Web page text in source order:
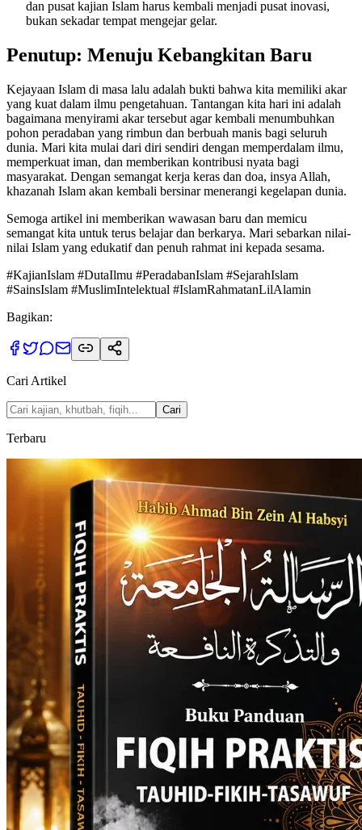
dan pusat kajian Islam harus kembali menjadi pusat inovasi,
bukan sekadar tempat mengejar gelar.
Penutup: Menuju Kebangkitan Baru
Kejayaan Islam di masa lalu adalah bukti bahwa kita memiliki akar
yang kuat dalam ilmu pengetahuan. Tantangan kita hari ini adalah
bagaimana menyirami akar tersebut agar kembali menumbuhkan
pohon peradaban yang rimbun dan berbuah manis bagi seluruh
dunia. Mari kita mulai dari diri sendiri dengan memperdalam ilmu,
memperkuat iman, dan memberikan kontribusi nyata bagi
masyarakat. Dengan semangat kerja keras dan doa, insya Allah,
khazanah Islam akan kembali bersinar menerangi kegelapan dunia.
Semoga artikel ini memberikan wawasan baru dan memicu
semangat kita untuk terus belajar dan berkarya. Mari sebarkan nilai-
nilai Islam yang edukatif dan penuh rahmat ini kepada sesama.
#KajianIslam #DutaIlmu #PeradabanIslam #SejarahIslam
#SainsIslam #MuslimIntelektual #IslamRahmatanLilAlamin
Bagikan:
Cari Artikel
Cari
Terbaru